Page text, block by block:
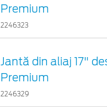
Premium
2246323
Jantă din aliaj 17"
Premium
2246329